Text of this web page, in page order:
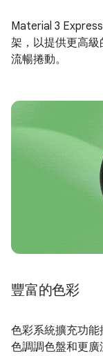
Material 3
架，以提供更高
流暢捲動。
豐富的色彩
色彩系統擴充功
色調調色盤和更